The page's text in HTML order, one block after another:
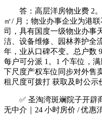
答：高层洋房物业费 2。
㎡/ 月；物业办事企业为港
司，具有国度一级物业办事
洁、设备维修、园林养护全
年，业从口碑不变。总户数
每户可分派 1。1 个车位，
下尺度产权车位同步对外售
租尺度可拨打 获取及时公示
✅ 圣淘湾斑斓院子开辟商
无中介｜24 小时房价 / 优惠